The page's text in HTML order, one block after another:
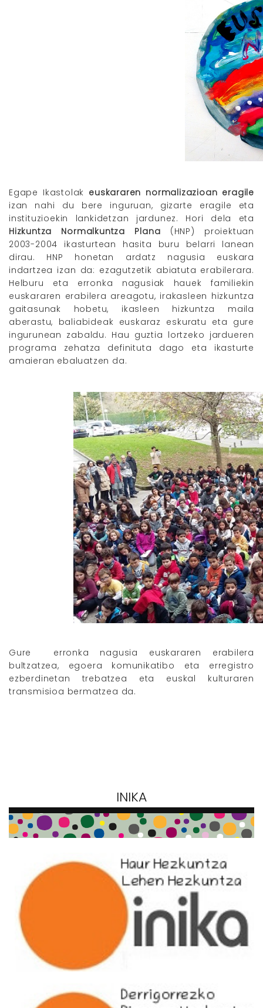
Egape Ikastolak euskararen normalizazioan eragile
izan nahi du bere inguruan, gizarte eragile eta
instituzioekin lankidetzan jardunez. Hori dela eta
Hizkuntza Normalkuntza Plana (HNP) proiektuan
2003-2004 ikasturtean hasita buru belarri lanean
dirau. HNP honetan ardatz nagusia euskara
indartzea izan da: ezagutzetik abiatuta erabilerara.
Helburu eta erronka nagusiak hauek familiekin
euskararen erabilera areagotu, irakasleen hizkuntza
gaitasunak hobetu, ikasleen hizkuntza maila
aberastu, baliabideak euskaraz eskuratu eta gure
ingurunean zabaldu. Hau guztia lortzeko jardueren
programa zehatza definituta dago eta ikasturte
amaieran ebaluatzen da.
Gure erronka nagusia euskararen erabilera
bultzatzea, egoera komunikatibo eta erregistro
ezberdinetan trebatzea eta euskal kulturaren
transmisioa bermatzea da.
INIKA